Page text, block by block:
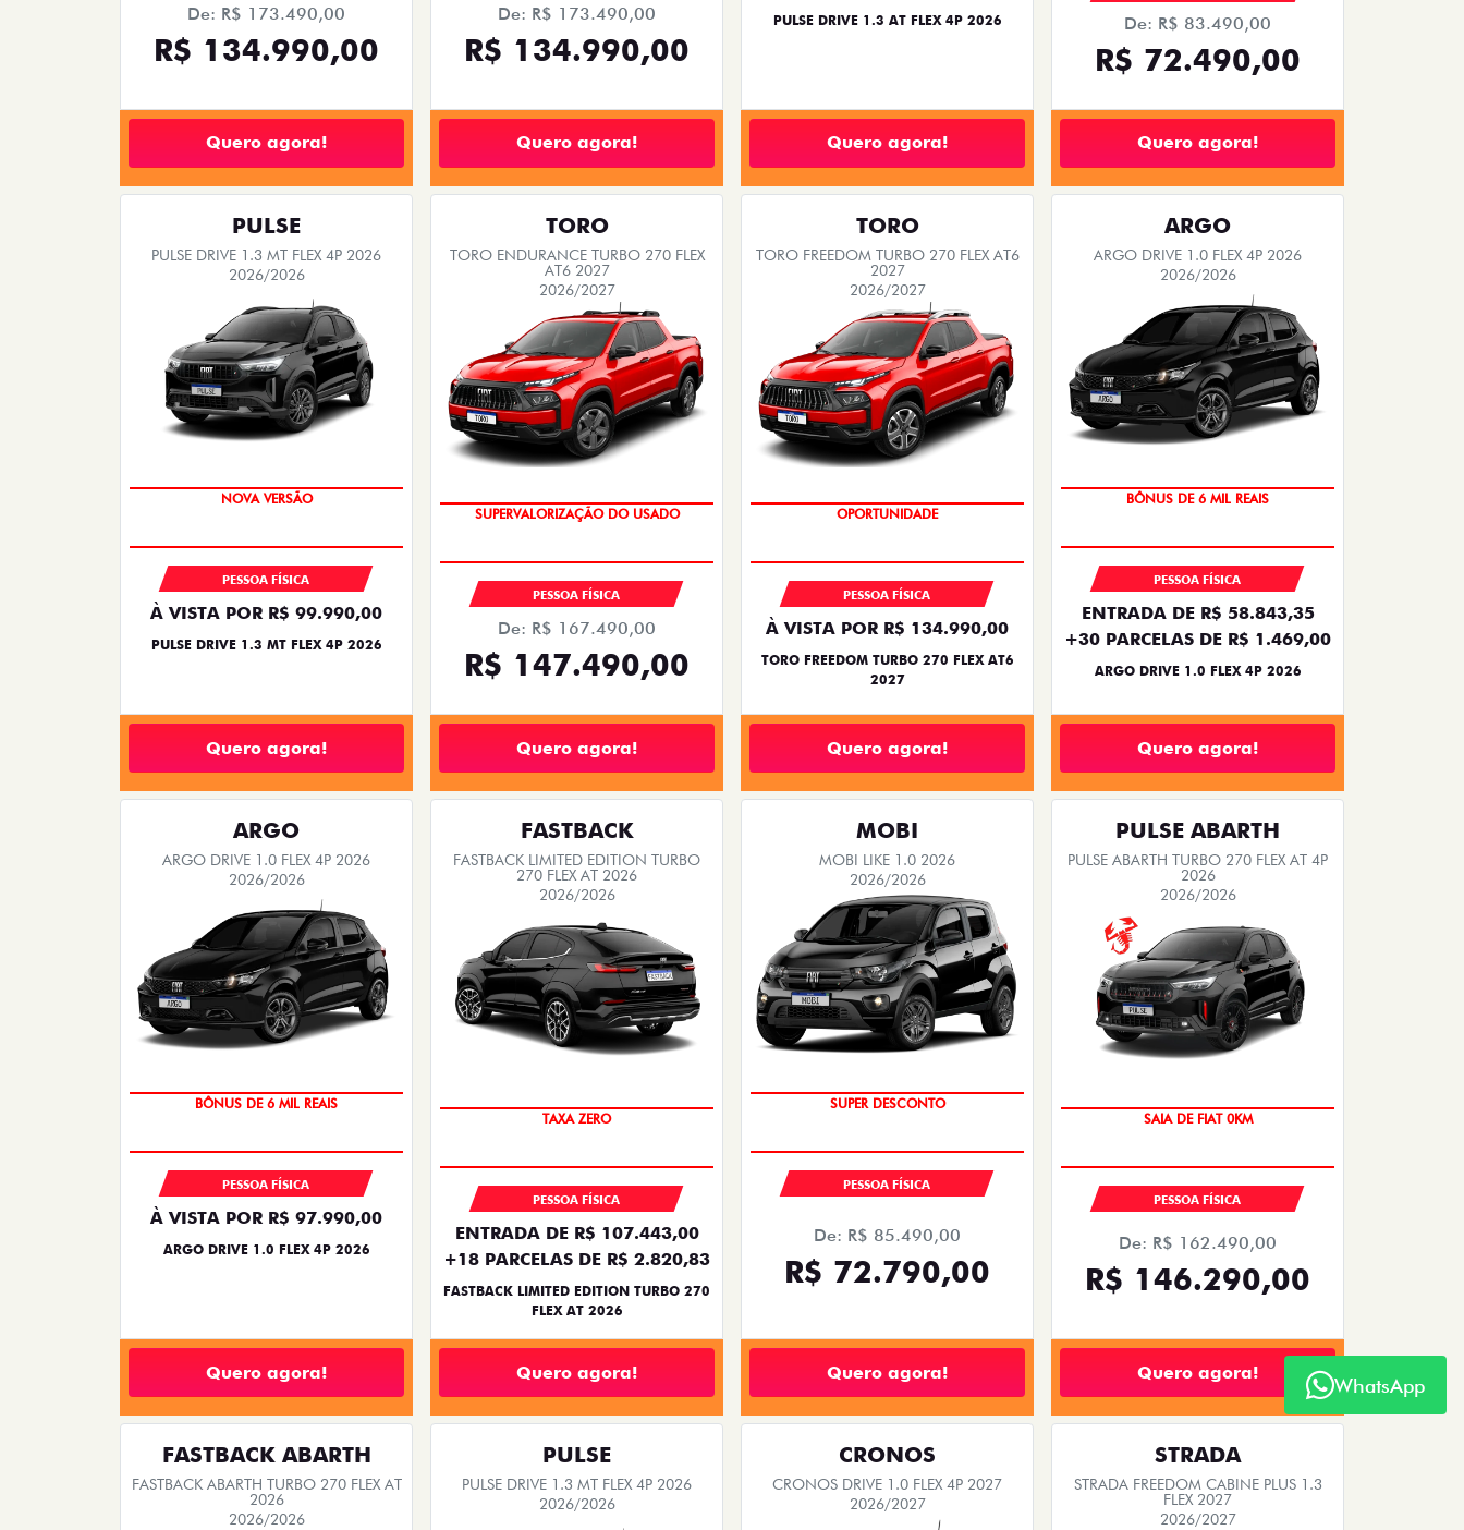
De: R$ 173.490,00
R$ 134.990,00
Quero agora!
De: R$ 173.490,00
R$ 134.990,00
Quero agora!
PULSE DRIVE 1.3 AT FLEX 4P 2026
Quero agora!
De: R$ 83.490,00
R$ 72.490,00
Quero agora!
PULSE
PULSE DRIVE 1.3 MT FLEX 4P 2026
2026/2026
NOVA VERSÃO
PESSOA FÍSICA
À VISTA POR R$ 99.990,00
PULSE DRIVE 1.3 MT FLEX 4P 2026
Quero agora!
TORO
TORO ENDURANCE TURBO 270 FLEX
AT6 2027
2026/2027
SUPERVALORIZAÇÃO DO USADO
PESSOA FÍSICA
De: R$ 167.490,00
R$ 147.490,00
Quero agora!
TORO
TORO FREEDOM TURBO 270 FLEX AT6
2027
2026/2027
OPORTUNIDADE
PESSOA FÍSICA
À VISTA POR R$ 134.990,00
TORO FREEDOM TURBO 270 FLEX AT6
2027
Quero agora!
ARGO
ARGO DRIVE 1.0 FLEX 4P 2026
2026/2026
BÔNUS DE 6 MIL REAIS
PESSOA FÍSICA
ENTRADA DE R$ 58.843,35
+30 PARCELAS DE R$ 1.469,00
ARGO DRIVE 1.0 FLEX 4P 2026
Quero agora!
ARGO
ARGO DRIVE 1.0 FLEX 4P 2026
2026/2026
BÔNUS DE 6 MIL REAIS
PESSOA FÍSICA
À VISTA POR R$ 97.990,00
ARGO DRIVE 1.0 FLEX 4P 2026
Quero agora!
FASTBACK
FASTBACK LIMITED EDITION TURBO
270 FLEX AT 2026
2026/2026
TAXA ZERO
PESSOA FÍSICA
ENTRADA DE R$ 107.443,00
+18 PARCELAS DE R$ 2.820,83
FASTBACK LIMITED EDITION TURBO 270
FLEX AT 2026
Quero agora!
MOBI
MOBI LIKE 1.0 2026
2026/2026
SUPER DESCONTO
PESSOA FÍSICA
De: R$ 85.490,00
R$ 72.790,00
Quero agora!
PULSE ABARTH
PULSE ABARTH TURBO 270 FLEX AT 4P
2026
2026/2026
SAIA DE FIAT 0KM
PESSOA FÍSICA
De: R$ 162.490,00
R$ 146.290,00
Quero agora!
FASTBACK ABARTH
FASTBACK ABARTH TURBO 270 FLEX AT
2026
2026/2026
PULSE
PULSE DRIVE 1.3 MT FLEX 4P 2026
2026/2026
CRONOS
CRONOS DRIVE 1.0 FLEX 4P 2027
2026/2027
STRADA
STRADA FREEDOM CABINE PLUS 1.3
FLEX 2027
2026/2027
WhatsApp